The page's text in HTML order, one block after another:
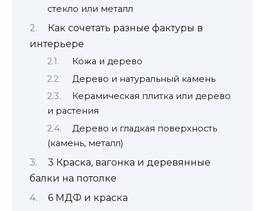
стекло или металл
Как сочетать разные фактуры в
интерьере
Кожа и дерево
Дерево и натуральный камень
Керамическая плитка или дерево
и растения
Дерево и гладкая поверхность
(камень, металл)
3 Краска, вагонка и деревянные
балки на потолке
6 МДФ и краска